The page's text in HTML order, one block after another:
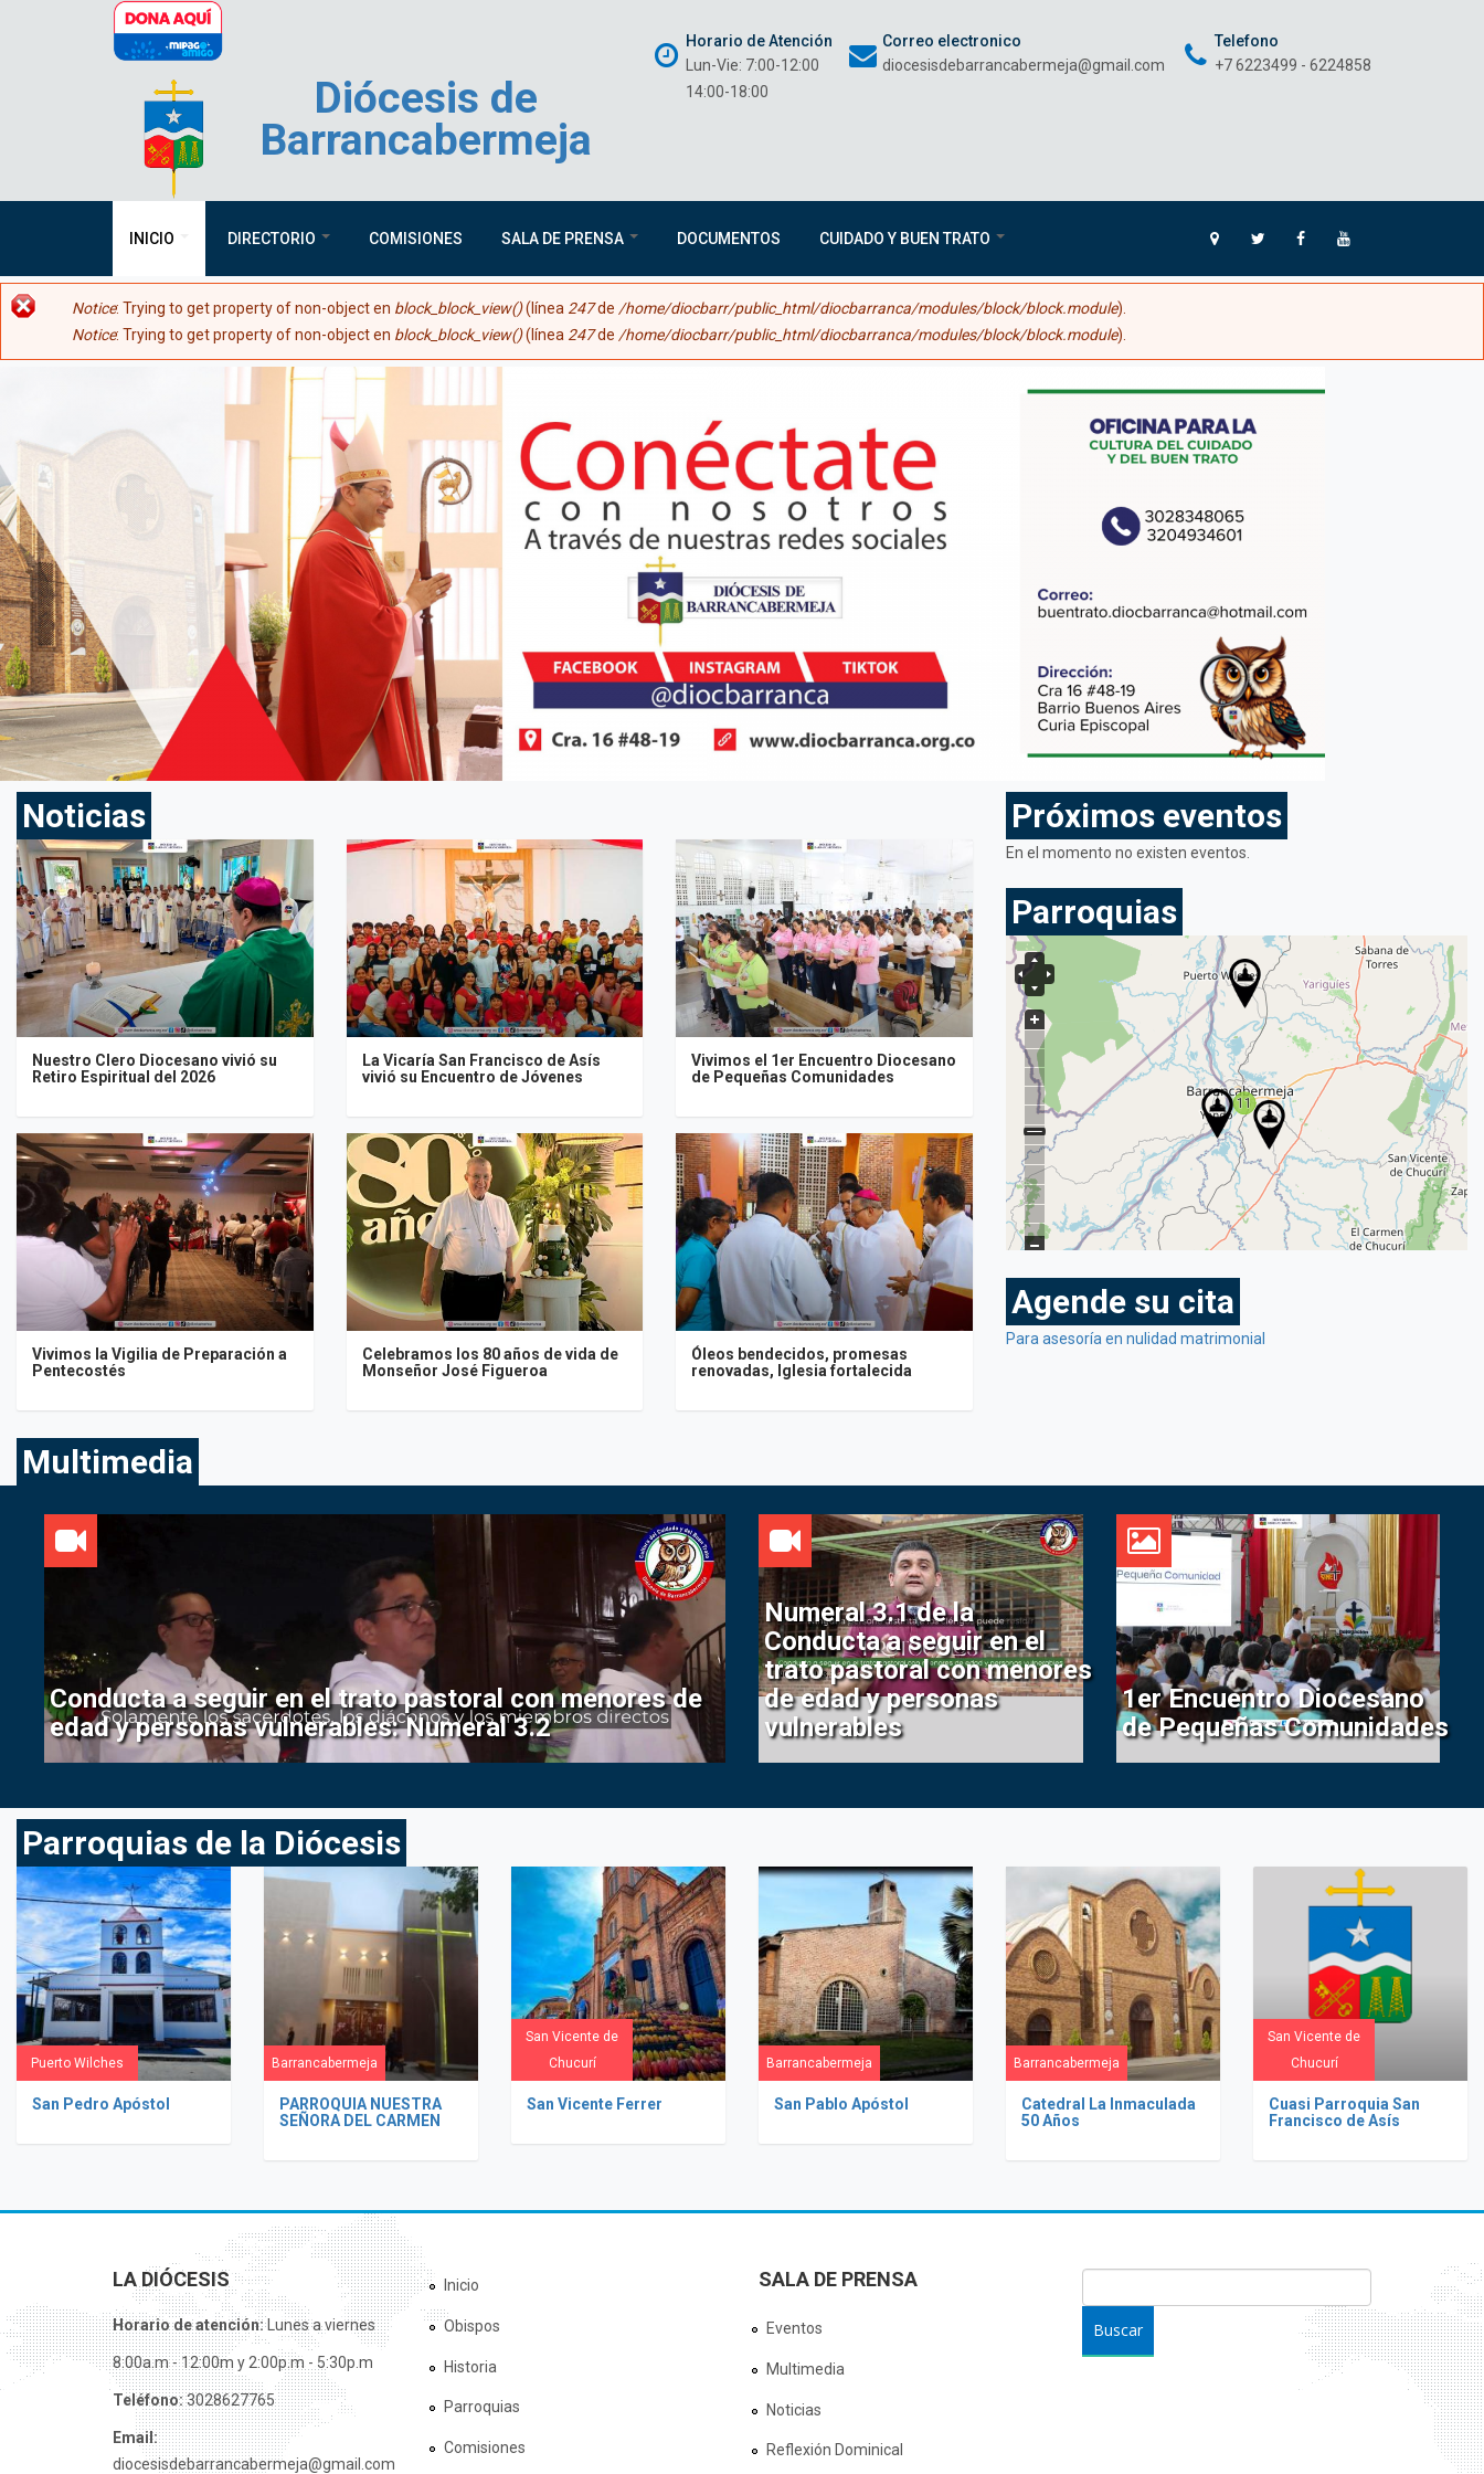
Pasar al contenido principal
Diócesis de
Barrancabermeja
Horario de Atención
Lun-Vie: 7:00-12:00
14:00-18:00
Correo electronico
diocesisdebarrancabermeja@gmail.com
Telefono
+7 6223499 - 6224858
INICIO DIRECTORIO COMISIONES SALA DE PRENSA DOCUMENTOS CUIDADO Y BUEN TRATO
Mensaje de error
Notice: Trying to get property of non-object en block_block_view()(línea 247de /home/diocbarr/public_html/diocbarranca/modules/block/block.module).
Notice: Trying to get property of non-object en block_block_view()(línea 247de /home/diocbarr/public_html/diocbarranca/modules/block/block.module).
Noticias
Nuestro Clero Diocesano vivió su
Retiro Espiritual del 2026
La Vicaría San Francisco de Asís
vivió su Encuentro de Jóvenes
Vivimos el 1er Encuentro Diocesano
de Pequeñas Comunidades
Vivimos la Vigilia de Preparación a
Pentecostés
Celebramos los 80 años de vida de
Monseñor José Figueroa
Óleos bendecidos, promesas
renovadas, Iglesia fortalecida
Próximos eventos
En el momento no existen eventos.
Parroquias
11
11
Agende su cita
Para asesoría en nulidad matrimonial
Multimedia
Conducta a seguir en el trato pastoral con menores de
edad y personas vulnerables: Numeral 3.2
Numeral 3.1 de la
Conducta a seguir en el
trato pastoral con menores
de edad y personas
vulnerables
1er Encuentro Diocesano
de Pequeñas Comunidades
Parroquias de la Diócesis
Puerto Wilches
San Pedro Apóstol
Barrancabermeja
PARROQUIA NUESTRA
SEÑORA DEL CARMEN
San Vicente de
Chucurí
San Vicente Ferrer
Barrancabermeja
San Pablo Apóstol
Barrancabermeja
Catedral La Inmaculada
50 Años
San Vicente de
Chucurí
Cuasi Parroquia San
Francisco de Asís
LA DIÓCESIS
Horario de atención:Lunes a viernes
8:00a.m - 12:00m y 2:00p.m - 5:30p.m
Teléfono:3028627765
Email:
diocesisdebarrancabermeja@gmail.com
Inicio
Obispos
Historia
Parroquias
Comisiones
SALA DE PRENSA
Eventos
Multimedia
Noticias
Reflexión Dominical
FORMULARIO DE BÚSQUEDA